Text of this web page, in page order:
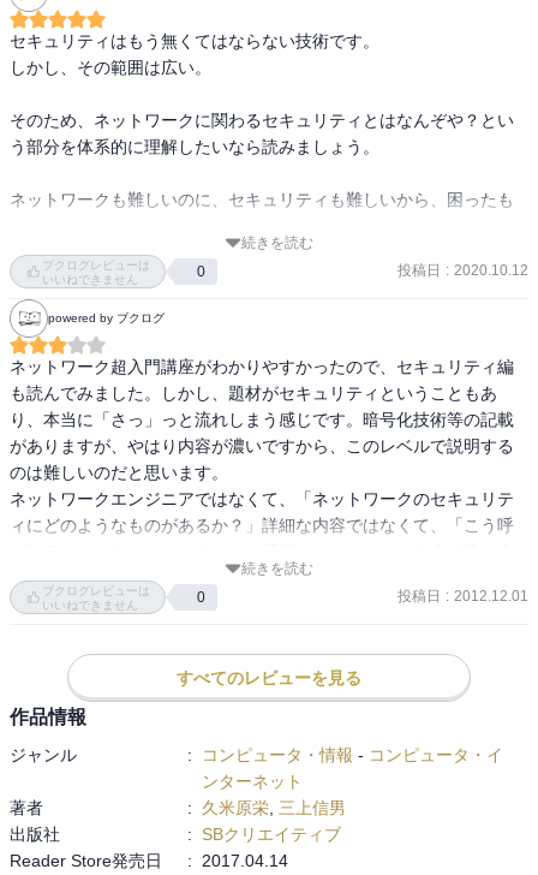
セキュリティはもう無くてはならない技術です。
しかし、その範囲は広い。
そのため、ネットワークに関わるセキュリティとはなんぞや？とい
う部分を体系的に理解したいなら読みましょう。
ネットワークも難しいのに、セキュリティも難しいから、困ったも
続きを読む
ブクログレビューは
いいねできません
0 投稿日 : 2020.10.12
powered by ブクログ
ネットワーク超入門講座がわかりやすかったので、セキュリティ編
も読んでみました。しかし、題材がセキュリティということもあ
り、本当に「さっ」っと流れしまう感じです。暗号化技術等の記載
がありますが、やはり内容が濃いですから、このレベルで説明する
のは難しいのだと思います。
ネットワークエンジニアではなくて、「ネットワークのセキュリテ
ィにどのようなものがあるか？」詳細な内容ではなくて、「こう呼
ですね。
続きを読む
ブクログレビューは
いいねできません
0 投稿日 : 2012.12.01
すべてのレビューを見る
作品情報
ジャンル : コンピュータ・情報 - コンピュータ・イ
ンターネット
著者
: 久米原栄 三上信男
出版社
:
SBクリエイティブ
Reader Store発売日
:
2017.04.14